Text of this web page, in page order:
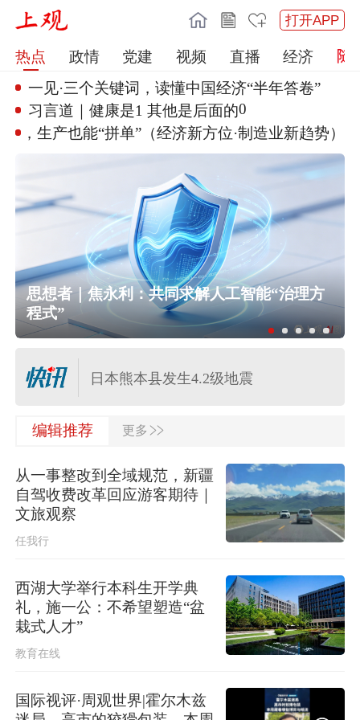
打开APP
热点 政情 党建 视频 直播
经济
一见·三个关键词，读懂中国经济“半年答卷”
习言道｜健康是1 其他是后面的0
多部门“攥指成拳”调度部署防范应对“白海豚”登
思想者｜焦永利：共同求解人工智能“治理方
程式”
多个明星演唱会紧急取消
日本熊本县发生4.2级地震
美军称已迫使53艘商船改变航线
上海发布海浪橙色预警！
水利部将针对浙江省的洪水防御应急
河南驻马店西平县“7·30”故意伤害案件
犯罪嫌疑人夏某钢被抓获
编辑推荐 更多 >>
从一事整改到全域规范，新疆
自驾收费改革回应游客期待｜
文旅观察
任我行
西湖大学举行本科生开学典
礼，施一公：不希望塑造“盆
栽式人才”
教育在线
国际视评·周观世界|霍尔木兹